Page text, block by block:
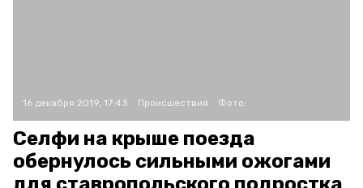
16 декабря 2019, 17:43 Происшествия Фото:
Селфи на крыше поезда
обернулось сильными ожогами